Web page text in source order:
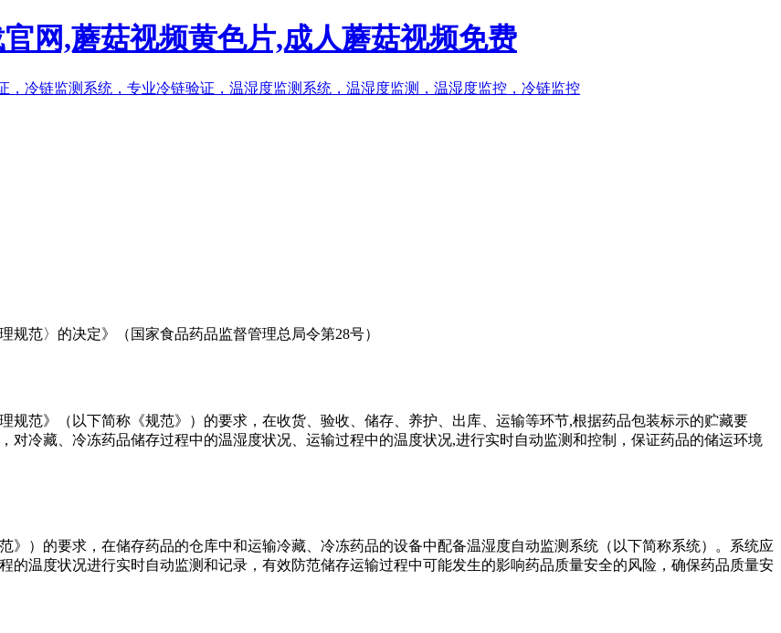
网,蘑菇视频黄色片,成人蘑菇视频免费
规范〉的决定》（国家食品药品监督管理总局令第28号）
》（以下简称《规范》）的要求，在收货、验收、储存、养护、出库、运输等环节,根据药品包装标示的贮藏要
，对冷藏、冷冻药品储存过程中的温湿度状况、运输过程中的温度状况,进行实时自动监测和控制，保证药品的储运环境
的要求，在储存药品的仓库中和运输冷藏、冷冻药品的设备中配备温湿度自动监测系统（以下简称系统）。系统应
的温度状况进行实时自动监测和记录，有效防范储存运输过程中可能发生的影响药品质量安全的风险，确保药品质量安